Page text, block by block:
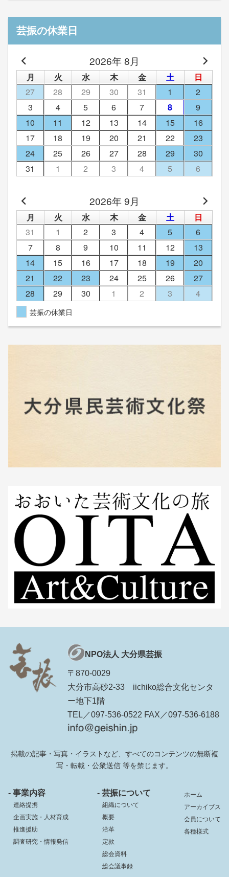
芸振の休業日
2026年 8月
月 火 水 木 金 土
日
27
28 29 30 31 1
2
3
4 5 6 7 8
9
10
11 12 13 14 15
16
17
18 19 20 21 22
23
24
25 26 27 28 29
30
31
1 2 3 4 5 6
2026年 9月
月 火 水 木 金 土
日
31
1 2 3 4 5
6
7
8 9 10 11 12
13
14
15 16 17 18 19
20
21
22 23 24 25 26
27
28
29 30 1 2 3 4
芸振の休業日
NPO法人 大分県芸振
〒870-0029
大分市高砂2-33 iichiko総合文化センタ
ー地下1階
TEL／097-536-0522 FAX／097-536-6188
掲載の記事・写真・イラストなど、すべてのコンテンツの無断複
写・転載・公衆送信 等を禁じます。
- 事業内容
連絡提携
企画実施・人材育成
推進援助
調査研究・情報発信
- 芸振について
組織について
概要
沿革
定款
総会資料
総会議事録
ホーム
アーカイブス
会員について
各種様式